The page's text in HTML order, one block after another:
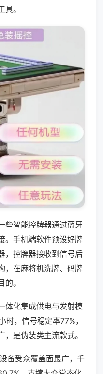
。
些智能控牌器通过蓝牙
。手机端软件预设好牌
，控牌器接收到信号后
，在麻将机洗牌、码牌
。
体化集成供电与发射模
时，信号稳定率77%，
是伪装类主流款式。
备受众覆盖面最广，千